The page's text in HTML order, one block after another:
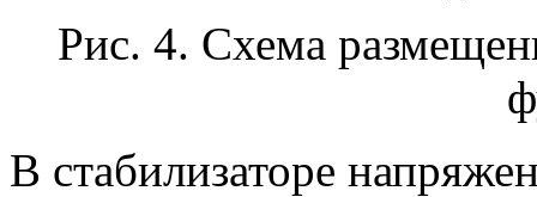
Рис. 4. Схема
В стабилизаторе